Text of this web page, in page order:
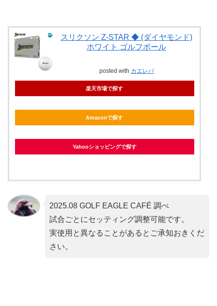
スリクソン Z-STAR ◆ (ダイヤモンド)
ホワイト ゴルフボール
posted with カエレバ
楽天市場で探す
Amazonで探す
Yahooショッピングで探す
2025.08 GOLF EAGLE CAFÉ 調べ
試合ごとにセッティング調整可能です。
実使用と異なることがあるとご承知おきくだ
さい。